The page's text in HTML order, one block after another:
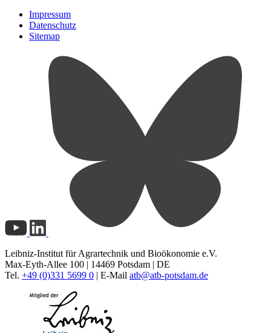
Impressum
Datenschutz
Sitemap
Leibniz-Institut für Agrartechnik und Bioökonomie e.V.
Max-Eyth-Allee 100 | 14469 Potsdam | DE
Tel. +49 (0)331 5699 0 | E-Mail atb@atb-potsdam.de